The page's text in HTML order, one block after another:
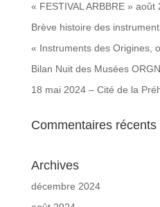
« FESTIVAL ARBBRE »
Brève histoire des
« Instruments des Origines,
Bilan Nuit des Musées
18 mai 2024 – Cité de la
Commentaires récents
Archives
décembre 2024